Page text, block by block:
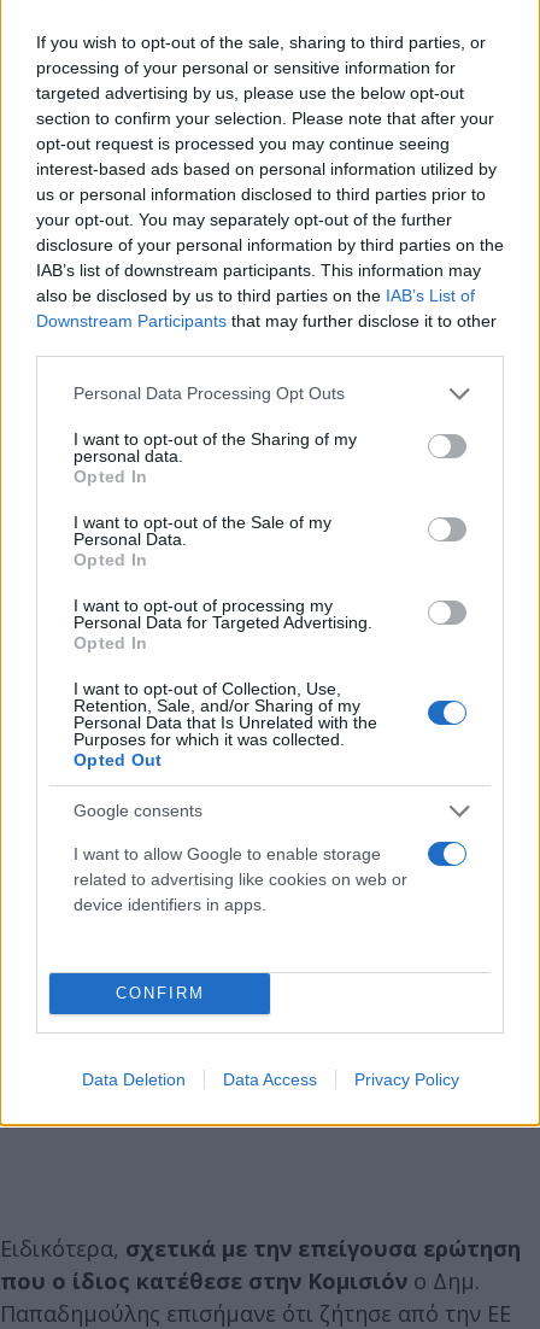
If you wish to opt-out of the sale, sharing to third parties, or
processing of your personal or sensitive information for
targeted advertising by us, please use the below opt-out
section to confirm your selection. Please note that after your
opt-out request is processed you may continue seeing
interest-based ads based on personal information utilized by
us or personal information disclosed to third parties prior to
your opt-out. You may separately opt-out of the further
disclosure of your personal information by third parties on the
IAB’s list of downstream participants. This information may
also be disclosed by us to third parties on the IAB’s List of
Downstream Participants that may further disclose it to other
Please note that this website/app uses one or more Google
not limited to your visit or usage behaviour. You may click to
grant or deny consent to Google and its third-party tags to
use your data for below specified purposes in below Google
consent section.
Personal Data Processing Opt Outs
I want to opt-out of the Sharing of my
personal data.
Opted In
I want to opt-out of the Sale of my
Personal Data.
Opted In
I want to opt-out of processing my
Personal Data for Targeted Advertising.
Opted In
I want to opt-out of Collection, Use,
Retention, Sale, and/or Sharing of my
Personal Data that Is Unrelated with the
Purposes for which it was collected.
Opted Out
Google consents
I want to allow Google to enable storage
related to advertising like cookies on web or
device identifiers in apps.
CONFIRM
Data Deletion Data Access Privacy Policy
υπουργούς και να μας πει τί έγιναν τα λεφτά που
πήρε για αντιπλημμυρική προστασία. Γιατί
διαβάζω ότι 3 εκατ. ευρώ εξ αυτών δόθηκαν για
επικοινωνιακές δράσεις. Δηλαδή για προπαγάνδα
υπέρ του κ. Αγοραστού!»
Στη συνέχεια συμπλήρωσε: «Η Ελλάδα, με την
κυβέρνηση της ΝΔ, έχει αρνητικό ρεκόρ στην ΕΕ σε
επίπεδο μεγέθους κυβερνητικού επιτελείου. Είναι
63 οι υπουργοί, αναπληρωτές και υφυπουργοί. Τί
κάνουν όλοι αυτοί εκτός από το να παίζουν…
Ειδικότερα, σχετικά με την επείγουσα ερώτηση
που ο ίδιος κατέθεσε στην Κομισιόν ο Δημ.
Παπαδημούλης επισήμανε ότι ζήτησε από την ΕΕ